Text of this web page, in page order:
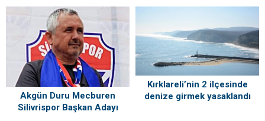
“Silivri’mi Çok Özlüyorum”
Sahiplerini Buldu!
Akgün Duru Mecburen
Silivrispor Başkan Adayı
Kırklareli’nin 2 ilçesinde
denize girmek yasaklandı